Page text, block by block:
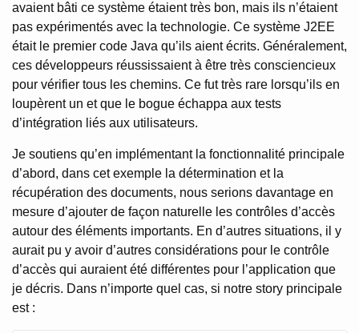
avaient bâti ce système étaient très bon, mais ils n’étaient
pas expérimentés avec la technologie. Ce système J2EE
était le premier code Java qu’ils aient écrits. Généralement,
ces développeurs réussissaient à être très consciencieux
pour vérifier tous les chemins. Ce fut très rare lorsqu’ils en
loupèrent un et que le bogue échappa aux tests
d’intégration liés aux utilisateurs.
Je soutiens qu’en implémentant la fonctionnalité principale
d’abord, dans cet exemple la détermination et la
récupération des documents, nous serions davantage en
mesure d’ajouter de façon naturelle les contrôles d’accès
autour des éléments importants. En d’autres situations, il y
aurait pu y avoir d’autres considérations pour le contrôle
d’accès qui auraient été différentes pour l’application que
je décris. Dans n’importe quel cas, si notre story principale
est :